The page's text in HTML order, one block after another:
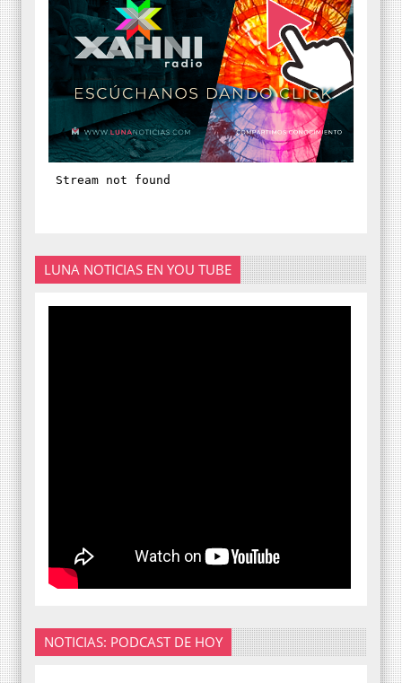
LUNA NOTICIAS EN YOU TUBE
NOTICIAS: PODCAST DE HOY